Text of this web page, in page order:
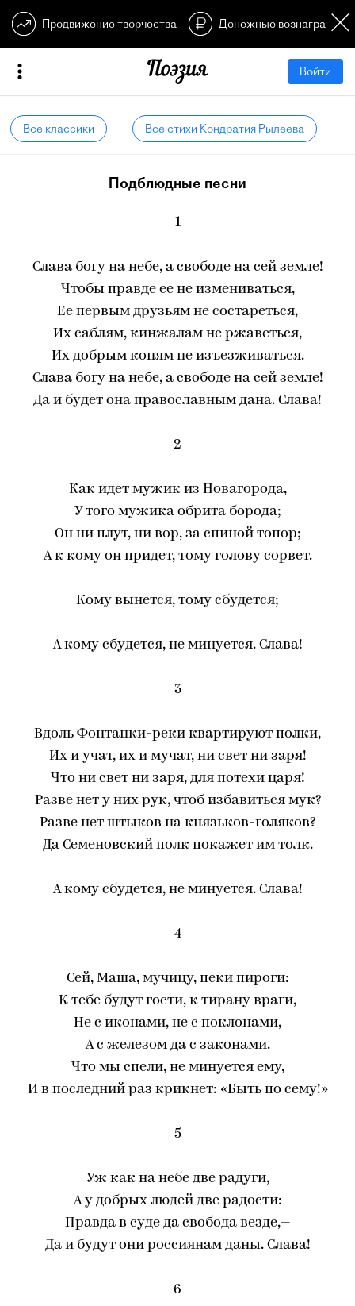
Продвижение творчества Денежные
Войти
Все классики Все стихи Кондратия Рылеева
Подблюдные песни
1
Слава богу на небе, а свободе на сей земле!
Чтобы правде ее не измениваться,
Ее первым друзьям не состареться,
Их саблям, кинжалам не ржаветься,
Их добрым коням не изъезживаться.
Слава богу на небе, а свободе на сей земле!
Да и будет она православным дана. Слава!
2
Как идет мужик из Новагорода,
У того мужика обрита борода;
Он ни плут, ни вор, за спиной топор;
А к кому он придет, тому голову сорвет.
Кому вынется, тому сбудется;
А кому сбудется, не минуется. Слава!
3
Вдоль Фонтанки-реки квартируют полки,
Их и учат, их и мучат, ни свет ни заря!
Что ни свет ни заря, для потехи царя!
Разве нет у них рук, чтоб избавиться мук?
Разве нет штыков на князьков-голяков?
Да Семеновский полк покажет им толк.
А кому сбудется, не минуется. Слава!
4
Сей, Маша, мучицу, пеки пироги:
К тебе будут гости, к тирану враги,
Не с иконами, не с поклонами,
А с железом да с законами.
Что мы спели, не минуется ему,
И в последний раз крикнет: «Быть по сему!»
5
Уж как на небе две радуги,
А у добрых людей две радости:
Правда в суде да свобода везде,—
Да и будут они россиянам даны. Слава!
6